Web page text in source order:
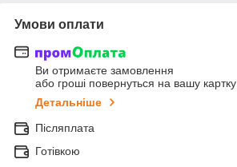
Умови оплати
Ви отримаєте замовлення
або гроші повернуться на вашу картку
Детальніше
Післяплата
Готівкою